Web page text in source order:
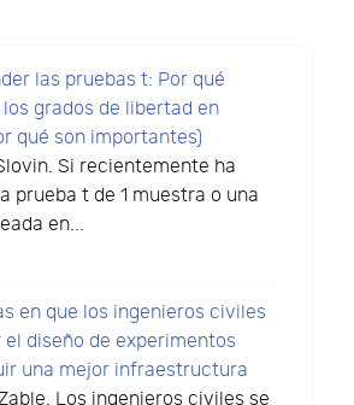
las pruebas t: Por qué
grados de libertad en
qué son importantes)
Si recientemente ha
prueba t de 1 muestra o una
en...
en que los ingenieros civiles
el diseño de experimentos
una mejor infraestructura
Los ingenieros civiles se